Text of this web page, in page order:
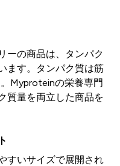
ーの商品は、タンパク
ます。タンパク質は筋
。Myproteinの栄養専門
質量を両立した商品を
すいサイズで展開され